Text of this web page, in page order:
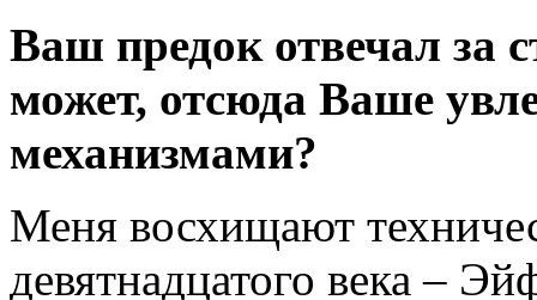
Ваш предок отвечал за
может, отсюда Ваше
механизмами?
Меня восхищают
девятнадцатого века –